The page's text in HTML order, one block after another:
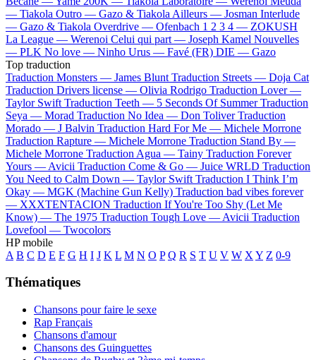
— Tiakola Outro — Gazo & Tiakola Ailleurs — Josman Interlude
— Gazo & Tiakola Overdrive — Ofenbach 1 2 3 4 — ZOKUSH
La League — Werenoi Celui qui part — Joseph Kamel Nouvelles
— PLK No love — Ninho Urus — Favé (FR) DIE — Gazo
Top traduction
Traduction Monsters — James Blunt Traduction Streets — Doja Cat
Traduction Drivers license — Olivia Rodrigo Traduction Lover —
Taylor Swift Traduction Teeth — 5 Seconds Of Summer Traduction
Seya — Morad Traduction No Idea — Don Toliver Traduction
Morado — J Balvin Traduction Hard For Me — Michele Morrone
Traduction Rapture — Michele Morrone Traduction Stand By —
Michele Morrone Traduction Agua — Tainy Traduction Forever
Yours — Avicii Traduction Come & Go — Juice WRLD Traduction
You Need to Calm Down — Taylor Swift Traduction I Think I’m
Okay — MGK (Machine Gun Kelly) Traduction bad vibes forever
— XXXTENTACION Traduction If You're Too Shy (Let Me
Know) — The 1975 Traduction Tough Love — Avicii Traduction
Lovefool — Twocolors
HP mobile
A B C D E F G H I J K L M N O P Q R S T U V W X Y Z 0-9
Thématiques
Chansons pour faire le sexe
Rap Français
Chansons d'amour
Chansons des Guinguettes